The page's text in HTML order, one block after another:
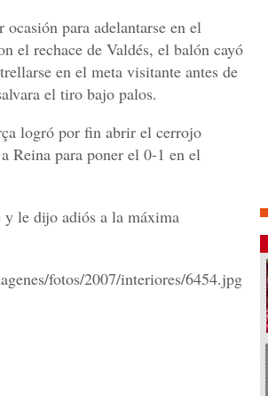
para adelantarse en el
el rechace de Valdés, el balón cayó
en el meta visitante antes de
el tiro bajo palos.
logró por fin abrir el cerrojo
Reina para poner el 0-1 en el
le dijo adiós a la máxima